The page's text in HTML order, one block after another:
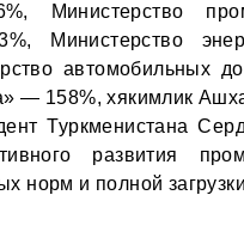
Министерство
Министерство
автомобильных
— 158%, хякимлик
Туркменистана
развития
норм и полной